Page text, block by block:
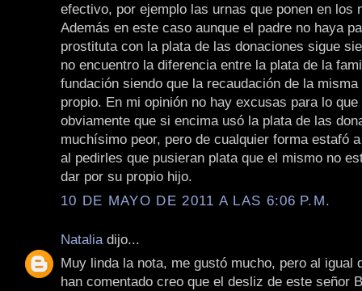
efectivo, por ejemplo las urnas que ponen en los
Además en este caso aunque el padre no haya
prostituta con la plata de las donaciones sigue
no encuentro la diferencia entre la plata de la
fundación siendo que la recaudación de la
propio. En mi opinión no hay excusas para lo
obviamente que si encima usó la plata de las
muchísimo peor, pero de cualquier forma estafó
al pedirles que pusieran plata que el mismo no
dar por su propio hijo.
10 DE MAYO DE 2011 A LAS 6:06 P.M.
Natalia dijo...
Muy linda la nota, me gustó mucho, pero al igual
han comentado creo que el desliz de este señor